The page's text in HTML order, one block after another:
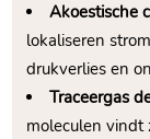
Akoestische
lokaliseren
drukverlies en
Traceergas
moleculen vindt